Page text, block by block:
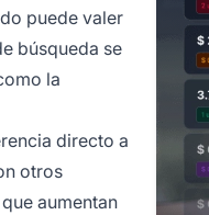
puede valer
búsqueda se
la
directo a
otros
aumentan